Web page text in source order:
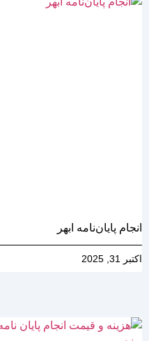
انجام پایان‌نامه ابهر
اکتبر 31, 2025